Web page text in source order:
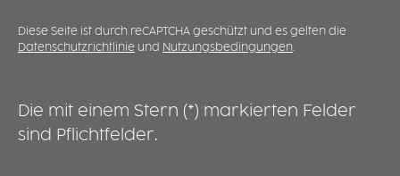
Diese Seite ist durch reCAPTCHA geschützt und es gelten die
Datenschutzrichtlinie und Nutzungsbedingungen.
Die mit einem Stern (*) markierten Felder
sind Pflichtfelder.